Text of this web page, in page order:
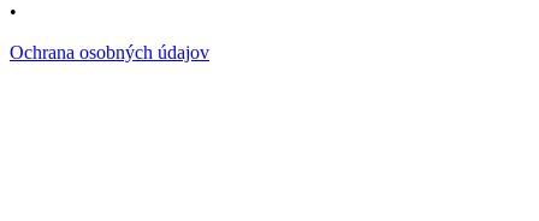
•
Ochrana osobných údajov